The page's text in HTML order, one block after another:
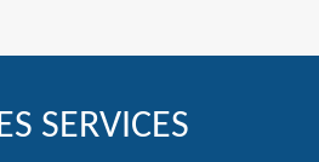
SERVICES